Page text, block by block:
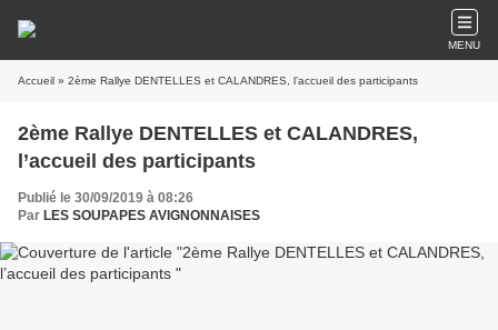
MENU
Accueil » 2ème Rallye DENTELLES et CALANDRES, l’accueil des participants
2ème Rallye DENTELLES et CALANDRES,
l’accueil des participants
Publié le 30/09/2019 à 08:26
Par LES SOUPAPES AVIGNONNAISES